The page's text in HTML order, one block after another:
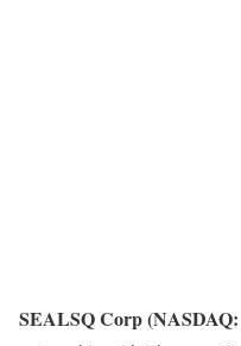
SEALSQ Corp